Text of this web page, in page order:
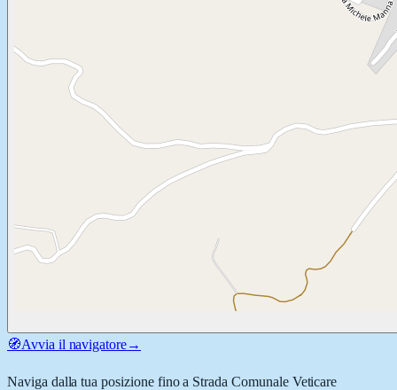
🧭Avvia il navigatore→
Naviga dalla tua posizione fino a Strada Comunale Veticare